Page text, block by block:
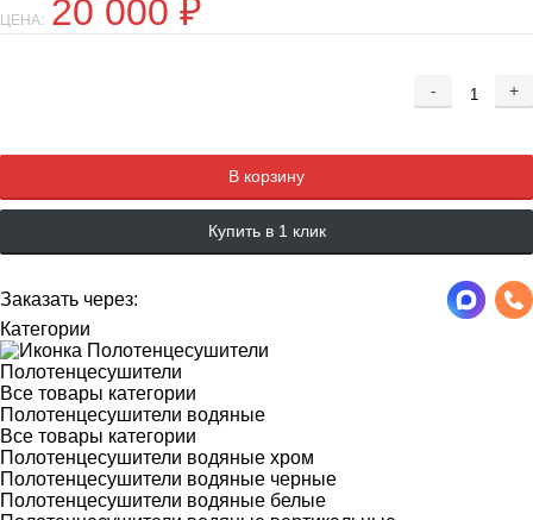
ЦЕНА: 20 000 ₽
- +
В корзину
Купить в 1 клик
Заказать через:
Категории
Полотенцесушители
Все товары категории
Полотенцесушители водяные
Все товары категории
Полотенцесушители водяные хром
Полотенцесушители водяные черные
Полотенцесушители водяные белые